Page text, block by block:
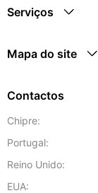
Serviços
Mapa do site
Contactos
Chipre:
Portugal:
Reino Unido:
EUA: